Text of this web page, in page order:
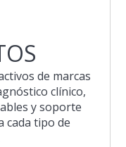
de marcas
clínico,
y soporte
cada tipo de